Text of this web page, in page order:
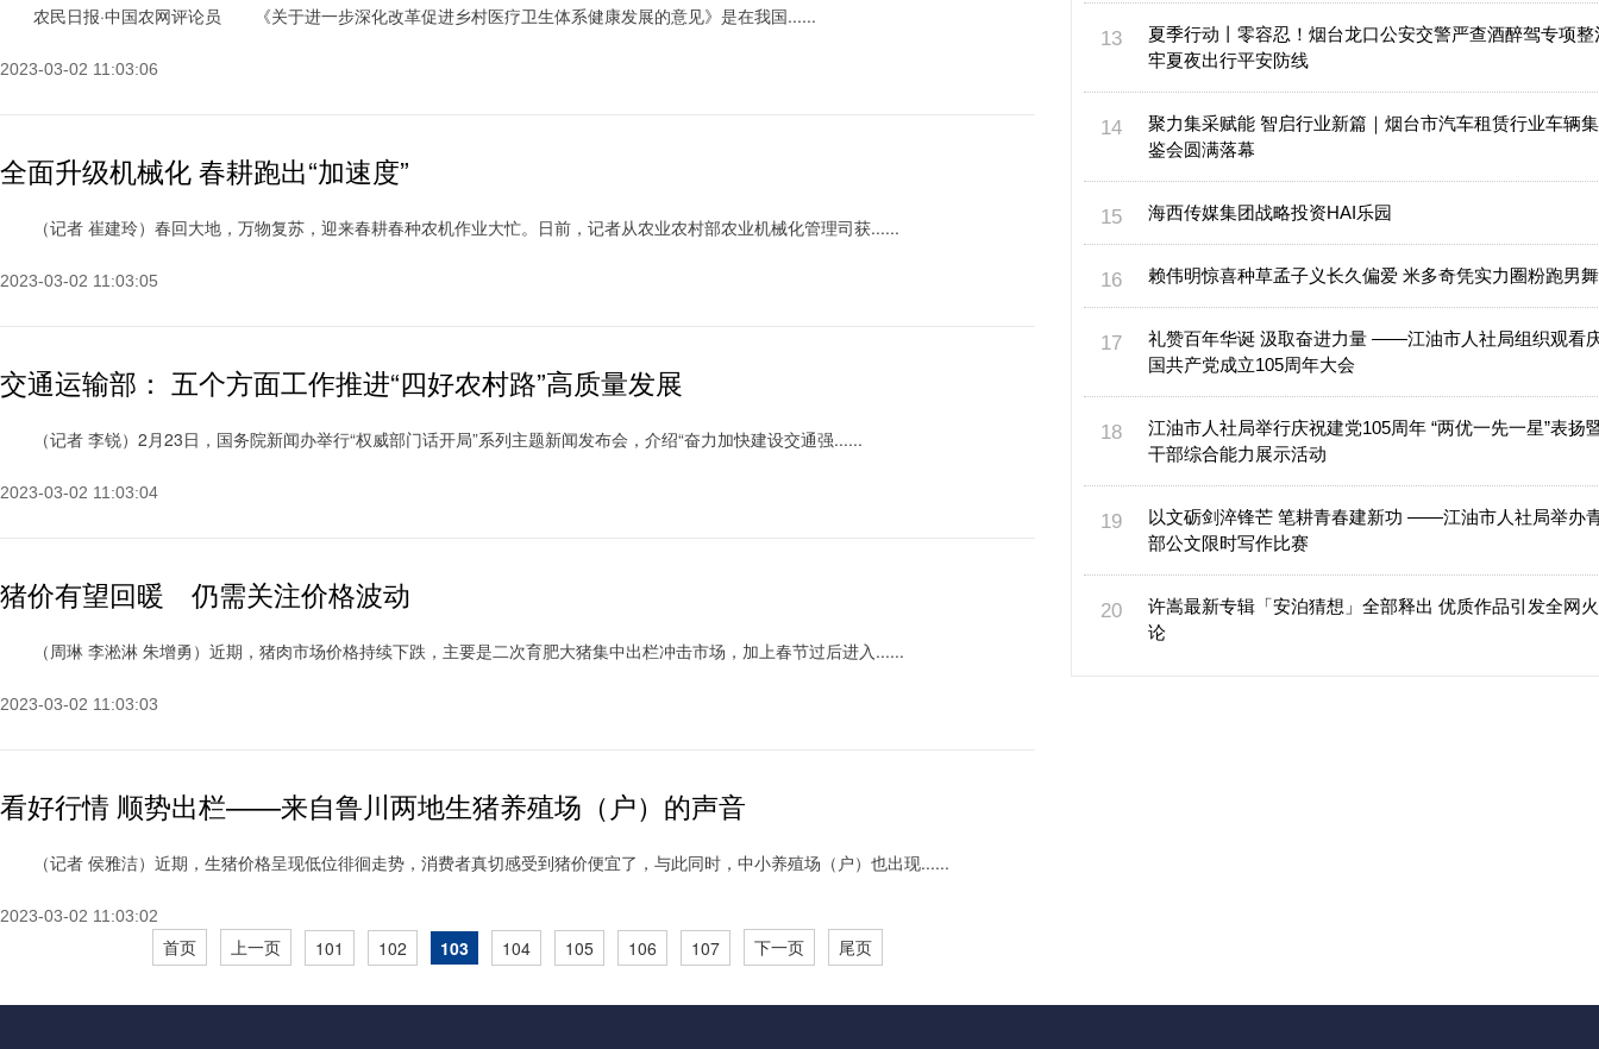
农民日报·中国农网评论员 《关于进一步深化改革促进乡村医疗卫生体系健康发展的意见》是在我国......
2023-03-02 11:03:06
全面升级机械化 春耕跑出“加速度”
（记者 崔建玲）春回大地，万物复苏，迎来春耕春种农机作业大忙。日前，记者从农业农村部农业机械化管理司获......
2023-03-02 11:03:05
交通运输部： 五个方面工作推进“四好农村路”高质量发展
（记者 李锐）2月23日，国务院新闻办举行“权威部门话开局”系列主题新闻发布会，介绍“奋力加快建设交通强......
2023-03-02 11:03:04
猪价有望回暖 仍需关注价格波动
（周琳 李淞淋 朱增勇）近期，猪肉市场价格持续下跌，主要是二次育肥大猪集中出栏冲击市场，加上春节过后进入......
2023-03-02 11:03:03
看好行情 顺势出栏——来自鲁川两地生猪养殖场（户）的声音
（记者 侯雅洁）近期，生猪价格呈现低位徘徊走势，消费者真切感受到猪价便宜了，与此同时，中小养殖场（户）也出现......
2023-03-02 11:03:02
首页 上一页 101 102 103 104 105 106 107 下一页 尾页
夏季行动丨零容忍！烟台龙口公安交警严查酒醉驾专项整
牢夏夜出行平安防线
聚力集采赋能 智启行业新篇｜烟台市汽车租赁行业车辆
鉴会圆满落幕
海西传媒集团战略投资HAI乐园
赖伟明惊喜种草孟子义长久偏爱 米多奇凭实力圈粉跑男
礼赞百年华诞 汲取奋进力量 ——江油市人社局组织观看
国共产党成立105周年大会
江油市人社局举行庆祝建党105周年 “两优一先一星”表扬
干部综合能力展示活动
以文砺剑淬锋芒 笔耕青春建新功 ——江油市人社局举办
部公文限时写作比赛
许嵩最新专辑「安泊猜想」全部释出 优质作品引发全网
论